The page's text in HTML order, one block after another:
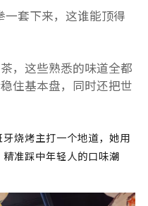
一套下来，这谁能顶得
，这些熟悉的味道全都
住基本盘，同时还把世
烧烤主打一个地道，她用
准踩中年轻人的口味潮